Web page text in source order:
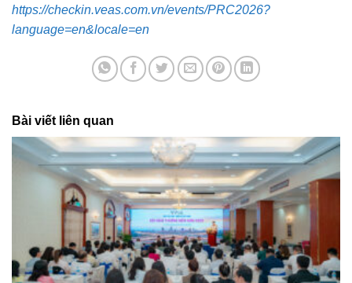
https://checkin.veas.com.vn/events/PRC2026?
language=en&locale=en
Bài viết liên quan